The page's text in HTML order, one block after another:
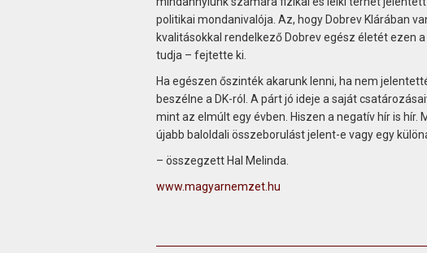
politikai mondanivalója. Az, hogy Dobrev Klárában
kvalitásokkal rendelkező Dobrev egész életét
tudja – fejtette ki.
Ha egészen őszinték akarunk lenni, ha nem
beszélne a DK-ról. A párt jó ideje a saját
mint az elmúlt egy évben. Hiszen a negatív hír is
újabb baloldali összeborulást jelent-e vagy egy
– összegzett Hal Melinda.
www.magyarnemzet.hu